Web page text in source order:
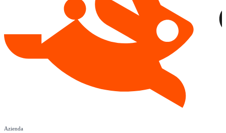
Azienda